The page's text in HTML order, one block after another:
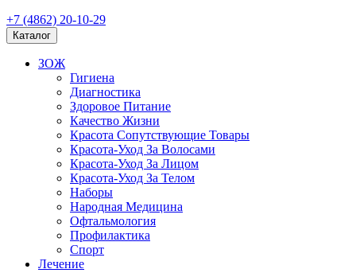
+7 (4862) 20-10-29
Каталог
ЗОЖ
Гигиена
Диагностика
Здоровое Питание
Качество Жизни
Красота Сопутствующие Товары
Красота-Уход За Волосами
Красота-Уход За Лицом
Красота-Уход За Телом
Наборы
Народная Медицина
Офтальмология
Профилактика
Спорт
Лечение